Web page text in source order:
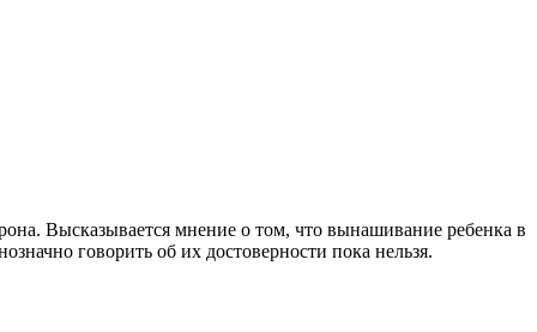
Высказывается мнение о том, что вынашивание ребенка в
говорить об их достоверности пока нельзя.